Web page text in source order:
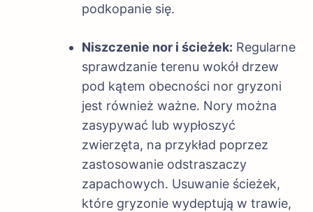
podkopanie się.
Niszczenie nor i ścieżek: Regularne
sprawdzanie terenu wokół drzew
pod kątem obecności nor gryzoni
jest również ważne. Nory można
zasypywać lub wypłoszyć
zwierzęta, na przykład poprzez
zastosowanie odstraszaczy
zapachowych. Usuwanie ścieżek,
które gryzonie wydeptują w trawie,